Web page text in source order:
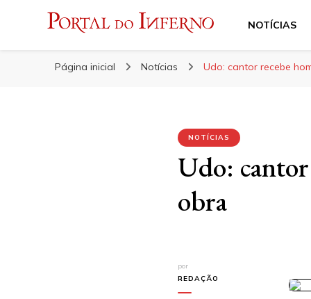
Portal do Inferno
NOTÍCIAS
Página inicial Notícias Udo: cantor recebe
NOTÍCIAS
Udo:
obra
por
REDAÇÃO